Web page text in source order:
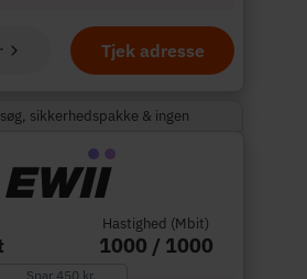
Tjek adresse
sikkerhedspakke & ingen
Hastighed (Mbit)
1000 / 1000
Spar 450 kr.